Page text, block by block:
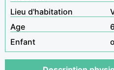
Lieu d'habitation
Age
Enfant